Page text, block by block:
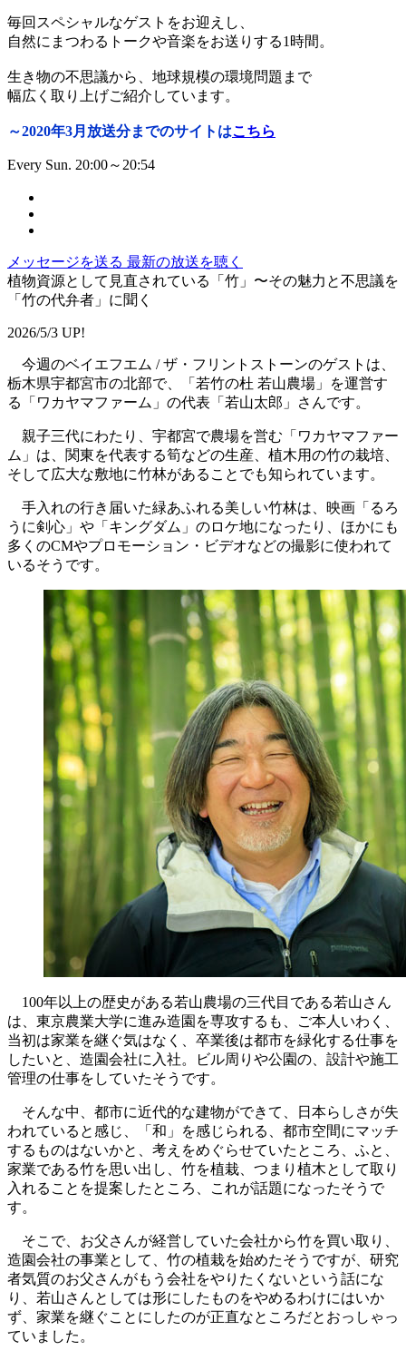
毎回スペシャルなゲストをお迎えし、
自然にまつわるトークや音楽をお送りする1時間。
生き物の不思議から、地球規模の環境問題まで
幅広く取り上げご紹介しています。
～2020年3月放送分までのサイトはこちら
Every Sun. 20:00～20:54
メッセージを送る 最新の放送を聴く
植物資源として見直されている「竹」〜その魅力と不思議を
「竹の代弁者」に聞く
2026/5/3 UP!
今週のベイエフエム / ザ・フリントストーンのゲストは、
栃木県宇都宮市の北部で、「若竹の杜 若山農場」を運営す
る「ワカヤマファーム」の代表「若山太郎」さんです。
親子三代にわたり、宇都宮で農場を営む「ワカヤマファー
ム」は、関東を代表する筍などの生産、植木用の竹の栽培、
そして広大な敷地に竹林があることでも知られています。
手入れの行き届いた緑あふれる美しい竹林は、映画「るろ
うに剣心」や「キングダム」のロケ地になったり、ほかにも
多くのCMやプロモーション・ビデオなどの撮影に使われて
いるそうです。
100年以上の歴史がある若山農場の三代目である若山さん
は、東京農業大学に進み造園を専攻するも、ご本人いわく、
当初は家業を継ぐ気はなく、卒業後は都市を緑化する仕事を
したいと、造園会社に入社。ビル周りや公園の、設計や施工
管理の仕事をしていたそうです。
そんな中、都市に近代的な建物ができて、日本らしさが失
われていると感じ、「和」を感じられる、都市空間にマッチ
するものはないかと、考えをめぐらせていたところ、ふと、
家業である竹を思い出し、竹を植栽、つまり植木として取り
入れることを提案したところ、これが話題になったそうで
す。
そこで、お父さんが経営していた会社から竹を買い取り、
造園会社の事業として、竹の植栽を始めたそうですが、研究
者気質のお父さんがもう会社をやりたくないという話にな
り、若山さんとしては形にしたものをやめるわけにはいか
ず、家業を継ぐことにしたのが正直なところだとおっしゃっ
ていました。